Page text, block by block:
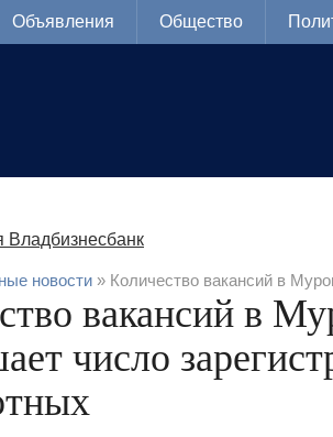
Объявления Общество
новости » Количество вакансий в
вакансий в
число